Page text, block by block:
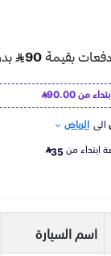
90.00
الى الرياض
من35
اسم السيارة